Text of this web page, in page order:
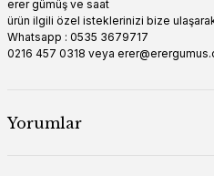
erer gümüş ve saat
ürün ilgili özel isteklerinizi bize
Whatsapp : 0535 3679717
0216 457 0318 veya
Yorumlar